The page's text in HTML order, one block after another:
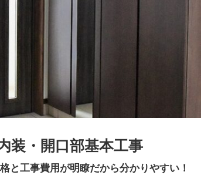
装・開口部基本工事
と工事費用が明瞭だから分かりやすい！